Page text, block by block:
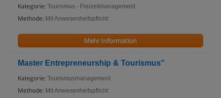
Kategorie: Tourismus - Freizeitmanagement
Methode: Mit Anwesenheitspflicht
Mehr Information
Master Entrepreneurship & Tourismus"
Kategorie: Tourismusmanagement
Methode: Mit Anwesenheitspflicht